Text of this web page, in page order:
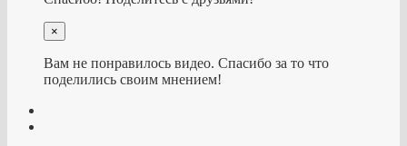
×
Вам не понравилось видео. Спасибо за то что
поделились своим мнением!